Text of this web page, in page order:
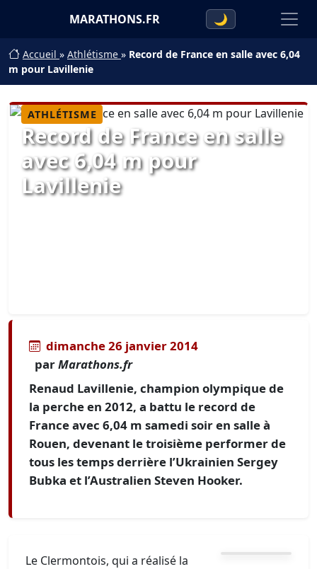
MARATHONS.FR 🌙
Accueil » Athlétisme » Record de France en salle avec 6,04
m pour Lavillenie
ATHLÉTISME
Record de France en salle
avec 6,04 m pour
Lavillenie
dimanche 26 janvier 2014
parMarathons.fr
Renaud Lavillenie, champion olympique de
la perche en 2012, a battu le record de
France avec 6,04 m samedi soir en salle à
Rouen, devenant le troisième performer de
tous les temps derrière l’Ukrainien Sergey
Bubka et l’Australien Steven Hooker.
Le Clermontois, qui a réalisé la